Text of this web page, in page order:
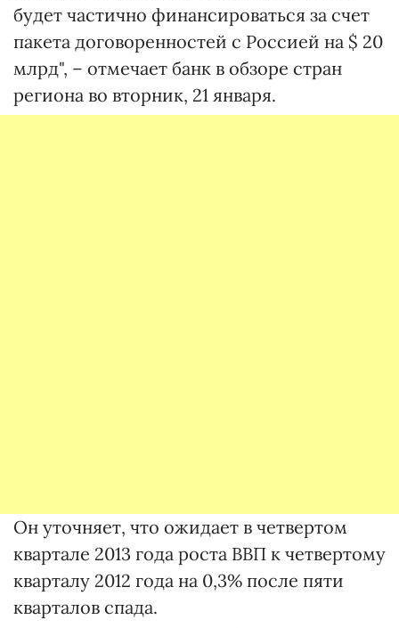
будет частично финансироваться за счет
пакета договоренностей с Россией на $ 20
млрд", – отмечает банк в обзоре стран
региона во вторник, 21 января.
Он уточняет, что ожидает в четвертом
квартале 2013 года роста ВВП к четвертому
кварталу 2012 года на 0,3% после пяти
кварталов спада.